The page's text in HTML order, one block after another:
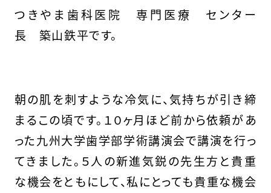
つきやま歯科医院 専門医療 センター
長 築山鉄平です。
朝の肌を刺すような冷気に、気持ちが引き締
まるこの頃です。１０ヶ月ほど前から依頼があ
った九州大学歯学部学術講演会で講演を行っ
てきました。５人の新進気鋭の先生方と貴重
な機会をともにして、私にとっても貴重な機会